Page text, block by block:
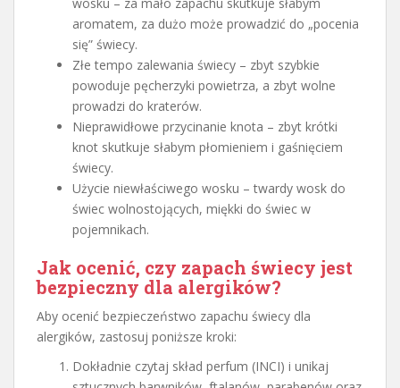
aromatem, za dużo może prowadzić do „pocenia
się” świecy.
Złe tempo zalewania świecy – zbyt szybkie
powoduje pęcherzyki powietrza, a zbyt wolne
prowadzi do kraterów.
Nieprawidłowe przycinanie knota – zbyt krótki
knot skutkuje słabym płomieniem i gaśnięciem
świecy.
Użycie niewłaściwego wosku – twardy wosk do
świec wolnostojących, miękki do świec w
pojemnikach.
Jak ocenić, czy zapach świecy jest
bezpieczny dla alergików?
Aby ocenić bezpieczeństwo zapachu świecy dla
alergików, zastosuj poniższe kroki:
Dokładnie czytaj skład perfum (INCI) i unikaj